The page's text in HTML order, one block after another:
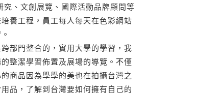
、文創展覽、國際活動品牌顧問等
養工程，員工每人每天在色彩網站
部門整合的，實用大學的學習，我
整潔學習佈置及展場的導覽。不僅
商品因為學學的美也在拍攝台灣之
品，了解到台灣要如何擁有自己的